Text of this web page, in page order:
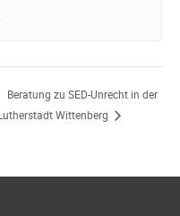
Beratung zu SED-Unrecht in der
Wittenberg